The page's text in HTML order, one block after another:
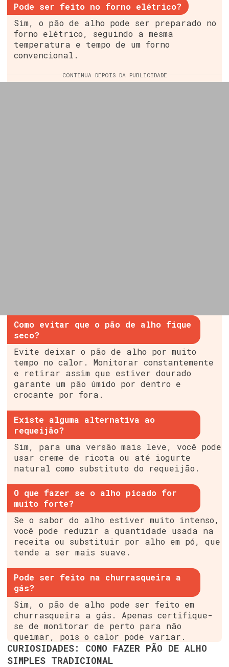
Pode ser feito no forno elétrico?
Sim, o pão de alho pode ser preparado no
forno elétrico, seguindo a mesma
temperatura e tempo de um forno
convencional.
CONTINUA DEPOIS DA PUBLICIDADE
Como evitar que o pão de alho fique
seco?
Evite deixar o pão de alho por muito
tempo no calor. Monitorar constantemente
e retirar assim que estiver dourado
garante um pão úmido por dentro e
crocante por fora.
Existe alguma alternativa ao
requeijão?
Sim, para uma versão mais leve, você pode
usar creme de ricota ou até iogurte
natural como substituto do requeijão.
O que fazer se o alho picado for
muito forte?
Se o sabor do alho estiver muito intenso,
você pode reduzir a quantidade usada na
receita ou substituir por alho em pó, que
tende a ser mais suave.
Pode ser feito na churrasqueira a
gás?
Sim, o pão de alho pode ser feito em
churrasqueira a gás. Apenas certifique-
se de monitorar de perto para não
queimar, pois o calor pode variar.
CURIOSIDADES: COMO FAZER PÃO DE ALHO
SIMPLES TRADICIONAL